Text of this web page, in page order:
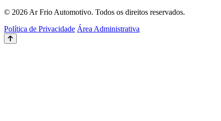
© 2026 Ar Frio Automotivo. Todos os direitos reservados.
Política de Privacidade Área Administrativa